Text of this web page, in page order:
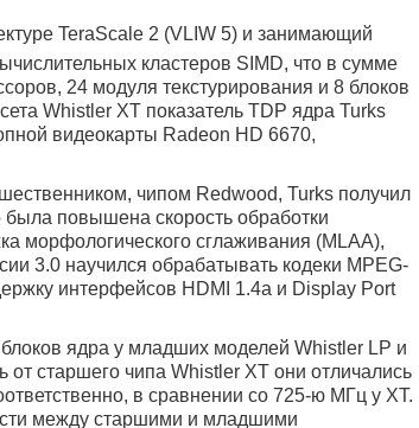
TeraScale 2 (VLIW 5) и занимающий
кластеров SIMD, что в сумме
24 модуля текстурирования и 8 блоков
Whistler XT показатель TDP ядра Turks
видеокарты Radeon HD 6670,
чипом Redwood, Turks получил
повышена скорость обработки
морфологического сглаживания (MLAA),
3.0 научился обрабатывать кодеки MPEG-
интерфейсов HDMI 1.4a и Display Port
ядра у младших моделей Whistler LP и
от старшего чипа Whistler XT они отличались
в сравнении со 725-ю МГц у XT.
между старшими и младшими